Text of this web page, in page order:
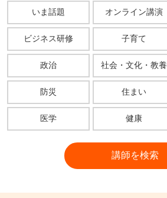
いま話題 オンライン講演
ビジネス研修 子育て
政治 社会・文化・教養
防災 住まい
医学 健康